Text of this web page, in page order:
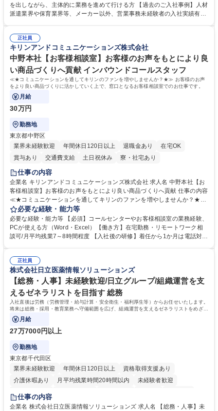
て業務を覚えていただくことが可能です。業務システムがきちんと構築さ
れているため、スムーズに仕事に慣れることができる環境です。また、
募集職種 【大阪・京都・滋賀】営業事務 ※未経験可
を出しながら、主体的に業務を進めて行ける方 【過去のご入社事例】人材
派遣業界や保育業界等、メーカー以外、営業事務未経験者の入社実績有
えて、お客様や社員の状況に合わせ、能動的なサポート、改善の動きも期
待され。組織を支えるスペシャリストとして、チームに貢献し、結果的に
社員から頼られる存在になることができます。平均19:30の退勤以降の業
務の持ち帰りも禁止されており、メリハリのある働き方となります。 学
歴・資格 学歴：大学院 大学 高専 短大 語学力： 資格：
正社員
キリンアンドコミュニケーションズ株式会社
中野本社【お客様相談室】お客様のお声をもとにより良
い商品づくりへ貢献 インバウンドコールスタッフ
≪★コミュニケーションを通してキリンのファンを増やしませんか？★≫ お客様のお声
をより良い商品づくりに活かしていく上で、窓口となるお客様相談室でのお仕事です。
月給
30万円
勤務地
東京都中野区
業界未経験歓迎
年間休日120日以上 退職金あり
在宅OK
賞与あり
交通費支給 土日祝休み 寮・社宅あり
仕事の内容
企業名 キリンアンドコミュニケーションズ株式会社 求人名 中野本社【お
客様相談室】お客様のお声をもとにより良い商品づくりへ貢献 仕事の内容
≪★コミュニケーションを通してキリンのファンを増やしませんか？★≫
お客様のお声をより良い商品づくりに活かしていく上で、窓口となるお客
様相談室でのお仕事です。 日々お客様からいただくキリングループへのご
意見を、企業活動に活かしています。お客様からの声に迅速かつ誠意をも
って対応、情報提供するとともにグループ内活動に反映しています。 【具
平均100件前後■メール・手紙：同上40件前後 募集職種 中野本社【お客様
相談室】お客様のお声をもとにより良い商品づくりへ貢献
必要な経験・能力等
必要な経験・能力等 【必須】コールセンターやお客様相談室の業務経験、
PCが使える方（Word・Excel）【働き方】在宅勤務・リモートワーク相
談可/月平均残業7～8時間程度 【入社後の研修】着任から1か月は電話対応
すのでご安心ください。 【当社について】キリングループの広報機能を担
う会社として、お客様との出会いを大切にし、磨き上げたホスピタリティ
を込めてコミュニケーションをとりながら広報関連業務を行っておりま
す。 学歴・資格 学歴：大学院 大学 高専 短大 専修学校 高校 語学力： 資
格：
正社員
株式会社日立医薬情報ソリューションズ
【総務・人事】未経験歓迎/日立グループ/組織運営を支
えるゼネラリストを目指す 総務
入社直後は労務（労務管理・給与計算・安全衛生・福利厚生等）からお任せいたします。
将来は総務・採用・教育業務へ守備範囲を広げ、組織運営を支えるゼネラリストをめざせ
ます。
月給
27万7000円以上
勤務地
東京都千代田区
業界未経験歓迎
年間休日120日以上
資格取得支援あり
介護休暇あり
月平均残業時間20時間以内
未経験者歓迎
住宅手当あり
育休あり
完全週休2日制 交通費支給 土日祝休み 寮・社宅あり
仕事の内容
企業名 株式会社日立医薬情報ソリューションズ 求人名 【総務・人事】未